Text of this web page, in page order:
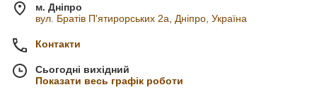
м. Дніпро
вул. Братів П'ятирорських 2а, Дніпро, Україна
Контакти
Сьогодні вихідний
Показати весь графік роботи